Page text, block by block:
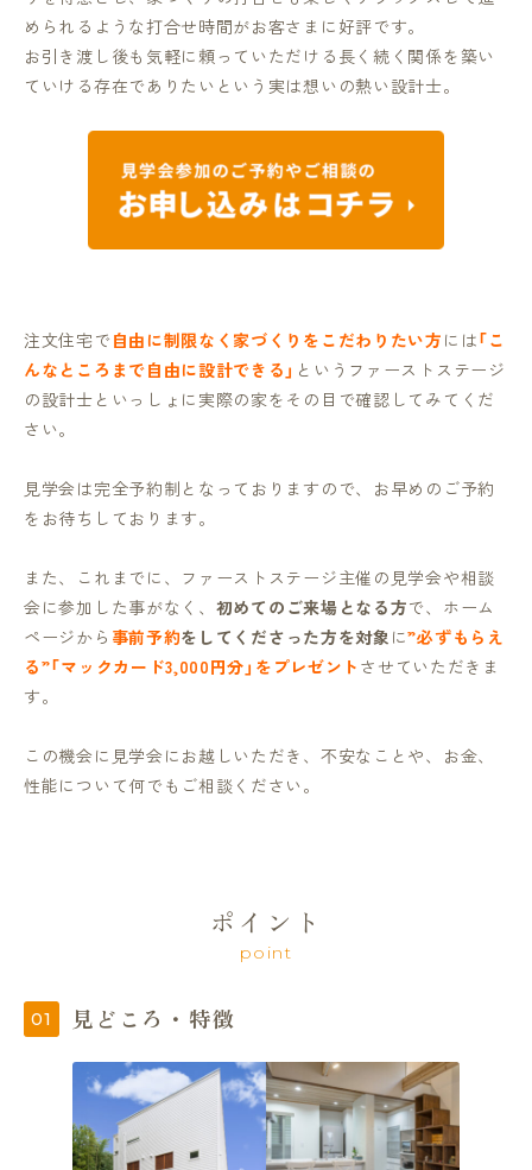
められるような打合せ時間がお客さまに好評です。
お引き渡し後も気軽に頼っていただける長く続く関係を築い
ていける存在でありたいという実は想いの熱い設計士。
注文住宅で 自由に制限なく家づくりをこだわりたい方 には「こ
んなところまで自由に設計できる」 というファーストステージ
の設計士といっしょに実際の家をその目で確認してみてくだ
さい。
見学会は完全予約制となっておりますので、お早めのご予約
をお待ちしております。
また、これまでに、ファーストステージ主催の見学会や相談
会に参加した事がなく、 初めてのご来場となる方で、ホーム
ページから 事前予約をしてくださった方を対象 に”必ずもらえ
る”「マックカード3,000円分」をプレゼント させていただきま
す。
この機会に見学会にお越しいただき、不安なことや、お金、
性能について何でもご相談ください。
ポイント
point
見どころ・特徴